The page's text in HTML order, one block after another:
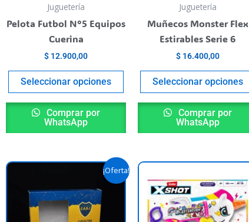
Juguetería
Pelota Futbol N°5 Equipos
Cuerina
$ 12.900,00
Seleccionar opciones
elegir
producto
Comprar por
WhatsApp
Juguetería
Muñecos Monster Flex
Estirables Serie 6
$ 16.400,00
Seleccionar opciones
Comprar por
WhatsApp
¡Oferta!
El
original
era:
$ 59.900,00.
El
precio
actual
$ 40.000,00.